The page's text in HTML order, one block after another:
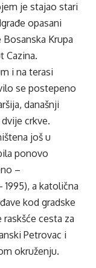
je stajao stari
opasani
Krupa
Cazina.
i na terasi
se postepeno
današnji
crkve.
još u
ponovo
–
a katolična
kod gradske
cesta za
Petrovac i
okruženju.